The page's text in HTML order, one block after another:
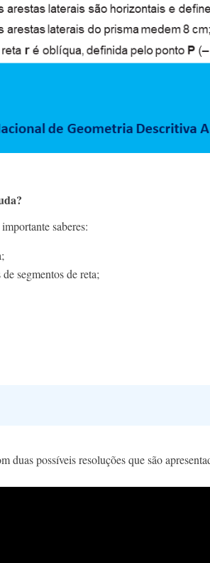
saberes:
segmentos de reta;
duas possíveis resoluções que são